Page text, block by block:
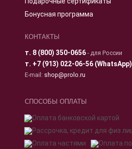
Бонусная программа
КОНТАКТЫ
т. 8 (800) 350-0656- для России
т. +7 (913) 022-06-56 (WhatsApp)
E-mail: shop@prolo.ru
СПОСОБЫ ОПЛАТЫ